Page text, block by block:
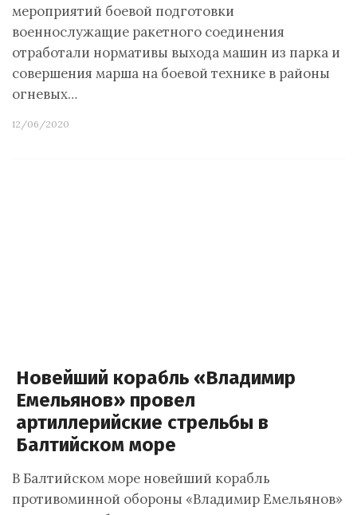
мероприятий боевой подготовки
военнослужащие ракетного соединения
отработали нормативы выхода машин из парка и
совершения марша на боевой технике в районы
огневых…
12/06/2020
Новейший корабль «Владимир
Емельянов» провел
артиллерийские стрельбы в
Балтийском море
В Балтийском море новейший корабль
противоминной обороны «Владимир Емельянов»